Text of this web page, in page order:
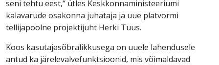
seni tehtu eest,“ ütles Keskkonnaministeeriumi
kalavarude osakonna juhataja ja uue platvormi
tellijapoolne projektijuht Herki Tuus.
Koos kasutajasõbralikkusega on uuele lahendusele
antud ka järelevalvefunktsioonid, mis võimaldavad